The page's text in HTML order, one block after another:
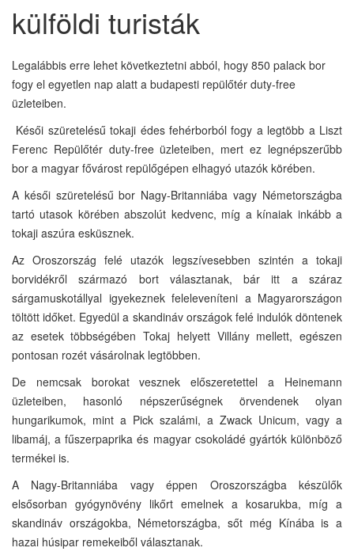
külföldi turisták
Legalábbis erre lehet következtetni abból, hogy 850 palack bor
fogy el egyetlen nap alatt a budapesti repülőtér duty-free
üzleteiben.
Késői szüretelésű tokaji édes fehérborból fogy a legtöbb a Liszt
Ferenc Repülőtér duty-free üzleteiben, mert ez legnépszerűbb
bor a magyar fővárost repülőgépen elhagyó utazók körében.
A késői szüretelésű bor Nagy-Britanniába vagy Németországba
tartó utasok körében abszolút kedvenc, míg a kínaiak inkább a
tokaji aszúra esküsznek.
Az Oroszország felé utazók legszívesebben szintén a tokaji
borvidékről származó bort választanak, bár itt a száraz
sárgamuskotállyal igyekeznek feleleveníteni a Magyarországon
töltött időket. Egyedül a skandináv országok felé indulók döntenek
az esetek többségében Tokaj helyett Villány mellett, egészen
pontosan rozét vásárolnak legtöbben.
De nemcsak borokat vesznek előszeretettel a Heinemann
üzleteiben, hasonló népszerűségnek örvendenek olyan
hungarikumok, mint a Pick szalámi, a Zwack Unicum, vagy a
libamáj, a fűszerpaprika és magyar csokoládé gyártók különböző
termékei is.
A Nagy-Britanniába vagy éppen Oroszországba készülők
elsősorban gyógynövény likőrt emelnek a kosarukba, míg a
skandináv országokba, Németországba, sőt még Kínába is a
hazai húsipar remekeiből választanak.